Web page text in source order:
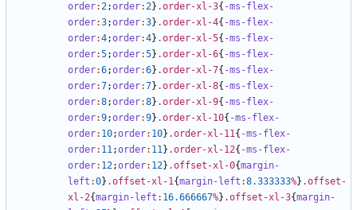
order:2;order:2} .order-xl-3{ -ms-flex-
order:3;order:3} .order-xl-4{ -ms-flex-
order:4;order:4} .order-xl-5{ -ms-flex-
order:5;order:5} .order-xl-6{ -ms-flex-
order:6;order:6} .order-xl-7{ -ms-flex-
order:7;order:7} .order-xl-8{ -ms-flex-
order:8;order:8} .order-xl-9{ -ms-flex-
order:9;order:9} .order-xl-10{ -ms-flex-
order: 10;order: 10} .order-xl-11{ -ms-flex-
order: 11;order: 11} .order-xl-12{ -ms-flex-
order: 12;order: 12} .offset-xl-0{margin-
left :0} .offset-xl-1{margin-left :8.333333%} .offset-
xl-2{margin-left : 16.666667%} .offset-xl-3{margin-